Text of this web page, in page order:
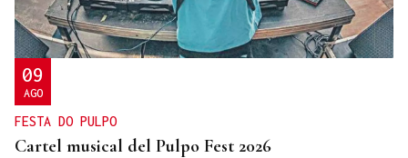
09
AGO
FESTA DO PULPO
Cartel musical del Pulpo Fest 2026